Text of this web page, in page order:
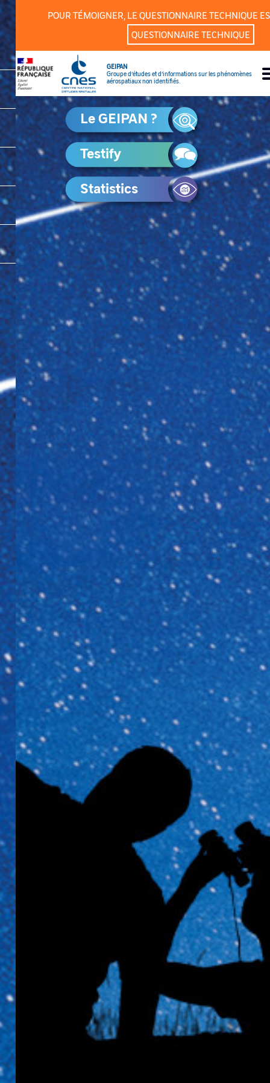
Cookies management panel
POUR TÉMOIGNER, LE QUESTIONNAIRE TECHNIQUE
QUESTIONNAIRE TECHNIQUE
GEIPAN
Groupe d’études et d’informations sur les phénomènes
aérospatiaux non identifiés.
Le GEIPAN ?
Testify
Statistics